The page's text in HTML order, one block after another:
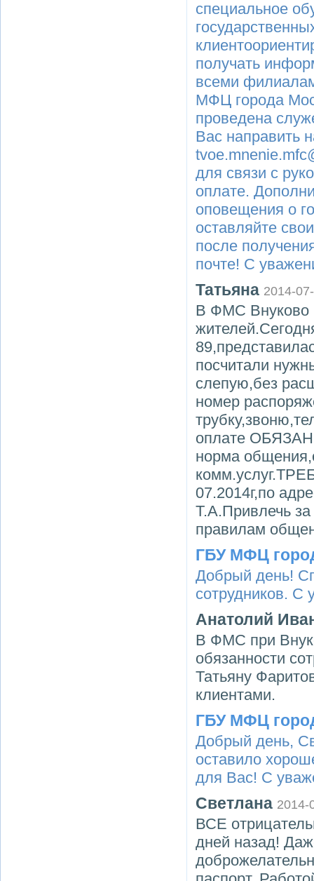
специальное
получать
всеми
МФЦ города
проведена
Вас направить
для связи с
оплате.
оповещения о
оставляйте
после
почте! С
Татьяна 2014-
В ФМС Внуково
посчитали
слепую,без
номер
оплате
норма
07.2014г,по
Т.А.Привлечь за
правилам
ГБУ МФЦ
Добрый день!
сотрудников.
Анатолий
В ФМС при
обязанности
Татьяну
клиентами.
ГБУ МФЦ
Добрый день,
оставило
для Вас! С
Светлана 2014-
ВСЕ
дней назад!